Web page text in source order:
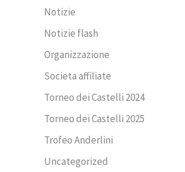
Notizie
Notizie flash
Organizzazione
Societa affiliate
Torneo dei Castelli 2024
Torneo dei Castelli 2025
Trofeo Anderlini
Uncategorized